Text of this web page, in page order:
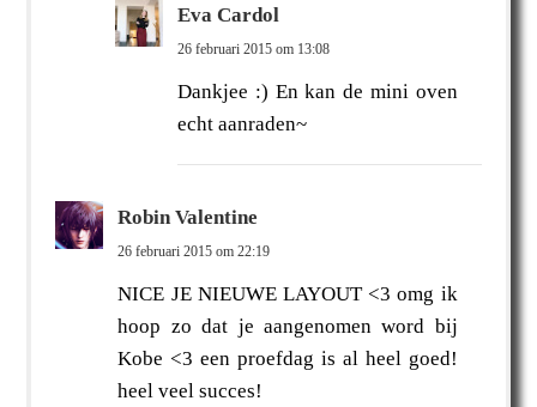
Eva Cardol
26 februari 2015 om 13:08
Dankjee :) En kan de mini oven
echt aanraden~
Robin Valentine
26 februari 2015 om 22:19
NICE JE NIEUWE LAYOUT <3 omg ik
hoop zo dat je aangenomen word bij
Kobe <3 een proefdag is al heel goed!
heel veel succes!